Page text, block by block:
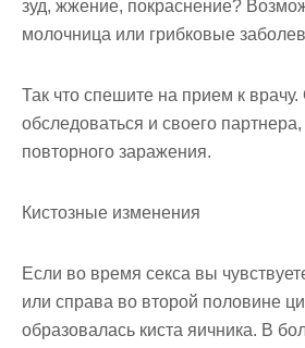
зуд, жжение, покраснение?
молочница или грибковые
Так что спешите на прием к врачу.
обследоваться и своего
повторного заражения.
Кистозные изменения
Если во время секса вы
или справа во второй половине
образовалась киста яичника. В